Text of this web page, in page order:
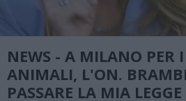
NEWS - A MILANO PER
ANIMALI, L'ON.
PASSARE LA MIA